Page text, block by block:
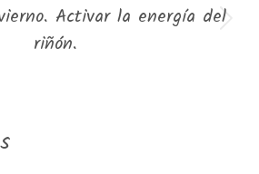
Publicación
siguiente:
Activar la energía del
riñón.